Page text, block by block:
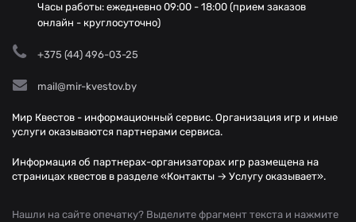
Часы работы: ежедневно 09:00 - 18:00 (прием заказов
онлайн - круглосуточно)
+375 (44) 496-03-25
mail@mir-kvestov.by
Мир Квестов - информационный сервис. Организация игр и иные
услуги оказываются партнерами сервиса.
Информация об партнерах-организаторах игр размещена на
страницах квестов в разделе «Контакты → Услугу оказывает».
Нашли на сайте опечатку? Выделите фрагмент текста и нажмите